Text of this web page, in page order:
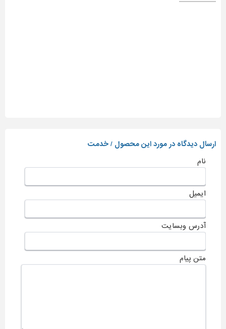
ارسال دیدگاه در مورد این محصول / خدمت
نام
ایمیل
آدرس وبسایت
متن پیام